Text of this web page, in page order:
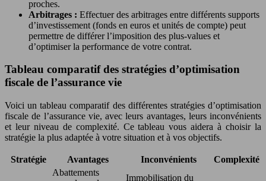
proches.
Arbitrages : Effectuer des arbitrages entre différents supports
d’investissement (fonds en euros et unités de compte) peut
permettre de différer l’imposition des plus-values et
d’optimiser la performance de votre contrat.
Tableau comparatif des stratégies d’optimisation
fiscale de l’assurance vie
Voici un tableau comparatif des différentes stratégies d’optimisation
fiscale de l’assurance vie, avec leurs avantages, leurs inconvénients
et leur niveau de complexité. Ce tableau vous aidera à choisir la
stratégie la plus adaptée à votre situation et à vos objectifs.
Stratégie Avantages Inconvénients
Complexité
Abattements
Immobilisation du